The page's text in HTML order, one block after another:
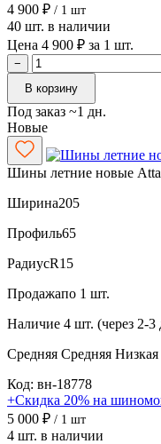
4 900 ₽ / 1 шт
40 шт. в наличии
Цена 4 900 ₽ за 1 шт.
−
В корзину
Под заказ ~1 дн.
Новые
Шины летние новые
Ширина205
Профиль65
РадиусR15
Продажапо 1 шт.
Наличие 4 шт. (через 2-3
Средняя Средняя Низкая
Код: вн-18778
+Скидка 20% на
5 000 ₽ / 1 шт
4 шт. в наличии